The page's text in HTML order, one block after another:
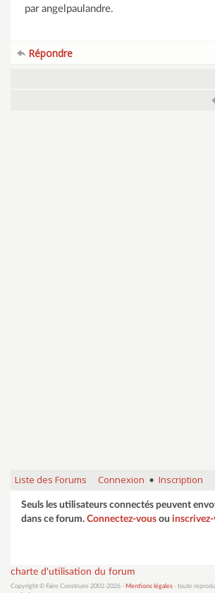
par angelpaulandre.
Répondre
Liste des Forums Connexion • Inscription
Seuls les utilisateurs connectés peuvent
dans ce forum. Connectez-vous ou
charte d'utilisation du forum
Copyright © Faire Construire 2002-2026 - Mentions légales - toute